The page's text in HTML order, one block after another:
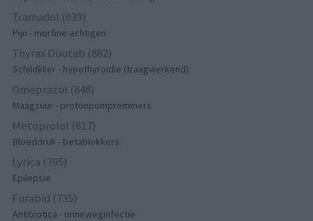
Tramadol (939)
Pijn - morfine-achtigen
Thyrax Duotab (882)
Schildklier - hypothyroidie (traagwerkend)
Omeprazol (848)
Maagzuur - protonpompremmers
Metoprolol (817)
Bloeddruk - betablokkers
Lyrica (795)
Epilepsie
Furabid (735)
Antibiotica - urineweginfectie